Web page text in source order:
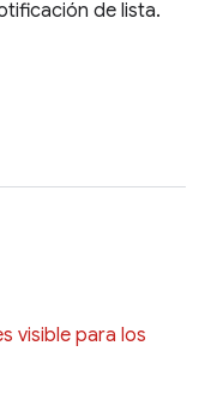
de lista.
visible para los